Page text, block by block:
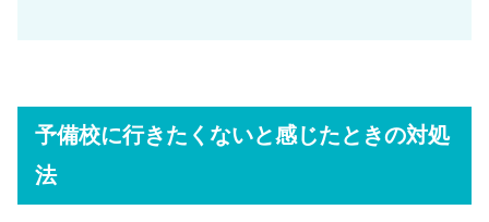
予備校に行きたくないと感じたときの対処
法